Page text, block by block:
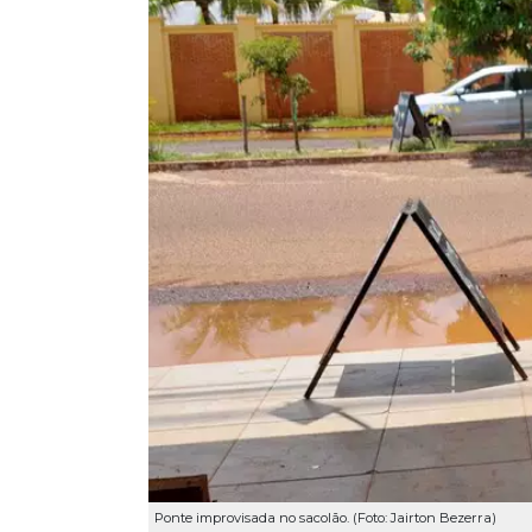
Ponte improvisada no sacolão. (Foto: Jairton Bezerra)